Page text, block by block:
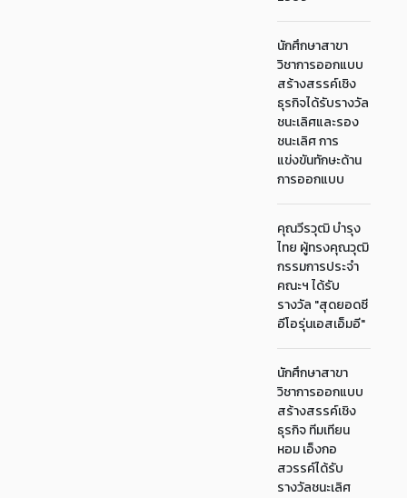
นักศึกษาสาขา
วิชาการออกแบบ
สร้างสรรค์เชิง
ธุรกิจได้รับรางวัล
ชนะเลิศและรอง
ชนะเลิศ การ
แข่งขันทักษะด้าน
การออกแบบ
คุณวีรวุฒิ บำรุง
ไทย ผู้ทรงคุณวุฒิ
กรรมการประจำ
คณะฯ ได้รับ
รางวัล "สุดยอดซี
อีโอรุ่นเอสเอ็มอี"
นักศึกษาสาขา
วิชาการออกแบบ
สร้างสรรค์เชิง
ธุรกิจ ทีมเทียน
หอม เอ็งกอ
สวรรค์ได้รับ
รางวัลชนะเลิศ